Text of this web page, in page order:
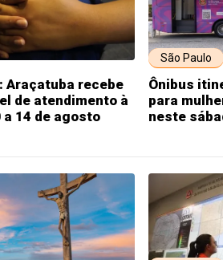
Araçatuba recebe
de atendimento à
a 14 de agosto
São Paulo
Ônibus
para
neste